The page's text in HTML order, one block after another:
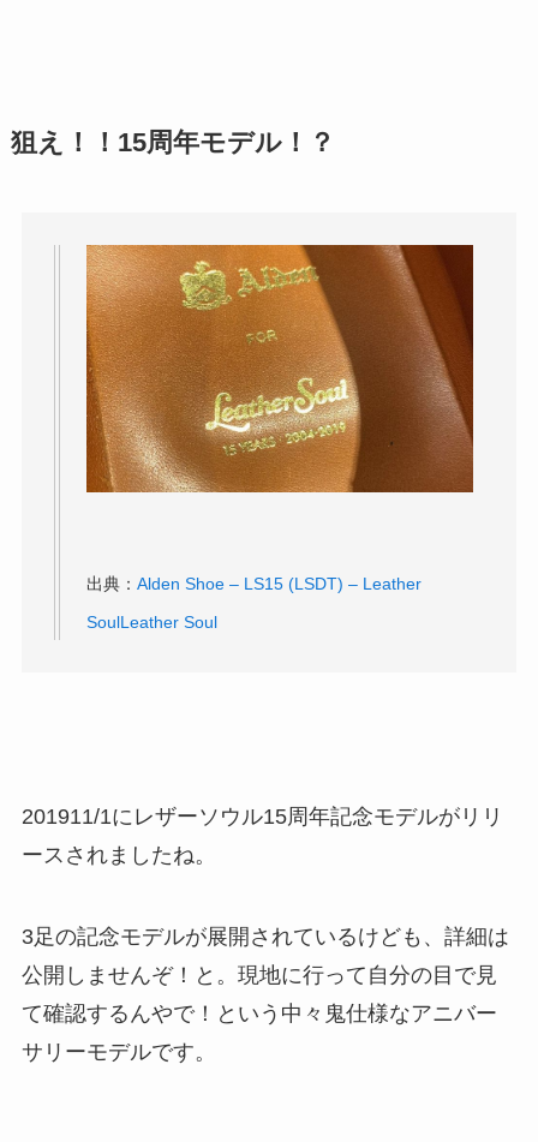
狙え！！15周年モデル！？
出典： Alden Shoe – LS15 (LSDT) – Leather
SoulLeather Soul
201911/1にレザーソウル15周年記念モデルがリリ
ースされましたね。
3足の記念モデルが展開されているけども、詳細は
公開しませんぞ！と。現地に行って自分の目で見
て確認するんやで！という中々鬼仕様なアニバー
サリーモデルです。